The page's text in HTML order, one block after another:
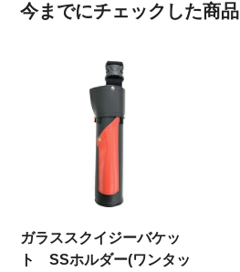
今までにチェックした商品
ガラススクイジーバケッ
ト SSホルダー(ワンタッ